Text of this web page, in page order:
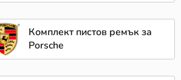
Комплект пистов ремък за
Porsche